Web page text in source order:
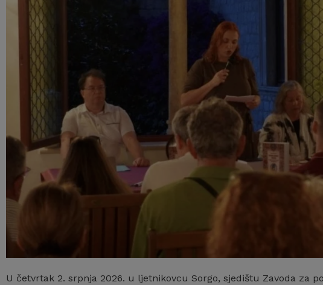
U četvrtak 2. srpnja 2026. u ljetnikovcu Sorgo, sjedištu Zavoda za